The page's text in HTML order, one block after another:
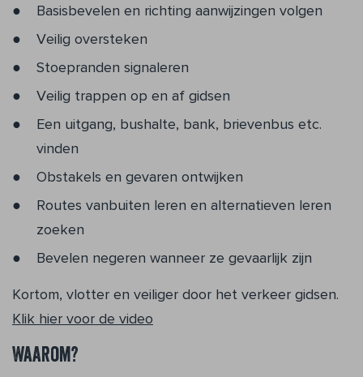
Basisbevelen en richting aanwijzingen volgen
Veilig oversteken
Stoepranden signaleren
Veilig trappen op en af gidsen
Een uitgang, bushalte, bank, brievenbus etc.
vinden
Obstakels en gevaren ontwijken
Routes vanbuiten leren en alternatieven leren
zoeken
Bevelen negeren wanneer ze gevaarlijk zijn
Kortom, vlotter en veiliger door het verkeer gidsen.
Klik hier voor de video
Waarom?